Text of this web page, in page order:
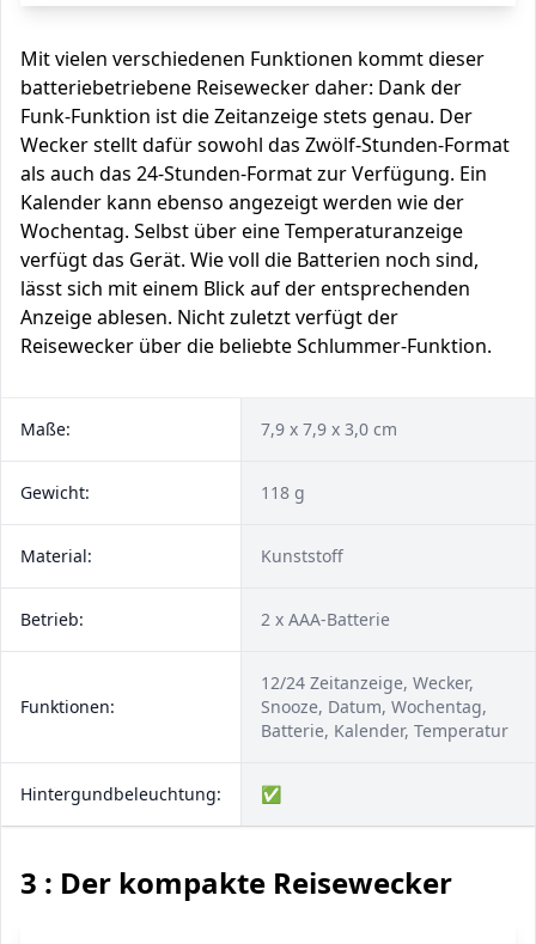
Mit vielen verschiedenen Funktionen kommt dieser
batteriebetriebene Reisewecker daher: Dank der
Funk-Funktion ist die Zeitanzeige stets genau. Der
Wecker stellt dafür sowohl das Zwölf-Stunden-Format
als auch das 24-Stunden-Format zur Verfügung. Ein
Kalender kann ebenso angezeigt werden wie der
Wochentag. Selbst über eine Temperaturanzeige
verfügt das Gerät. Wie voll die Batterien noch sind,
lässt sich mit einem Blick auf der entsprechenden
Anzeige ablesen. Nicht zuletzt verfügt der
Reisewecker über die beliebte Schlummer-Funktion.
Maße: 7,9 x 7,9 x 3,0 cm
Gewicht: 118 g
Material: Kunststoff
Betrieb: 2 x AAA-Batterie
Funktionen:
12/24 Zeitanzeige, Wecker,
Snooze, Datum, Wochentag,
Batterie, Kalender, Temperatur
Hintergundbeleuchtung: ✅
3 : Der kompakte Reisewecker